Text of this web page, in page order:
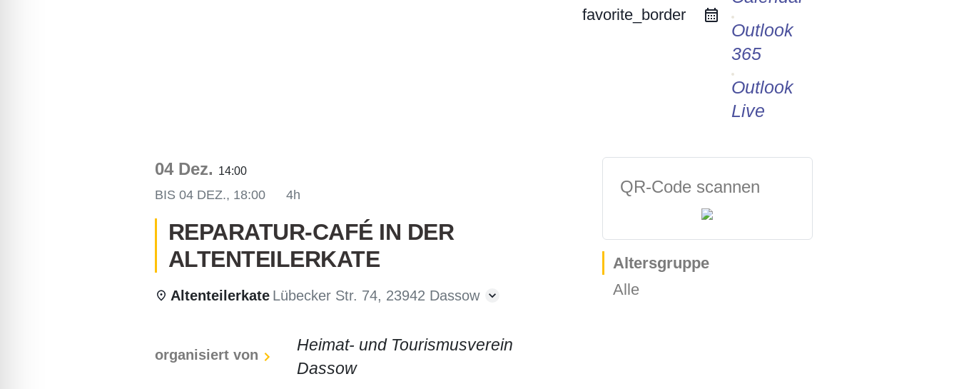
favorite_border
Outlook
365
Outlook
Live
04 Dez. 14:00
BIS 04 DEZ., 18:00 4h
REPARATUR-CAFÉ IN DER
ALTENTEILERKATE
Altenteilerkate Lübecker Str. 74, 23942 Dassow
organisiert von
Heimat- und Tourismusverein
Dassow
QR-Code scannen
Altersgruppe
Alle